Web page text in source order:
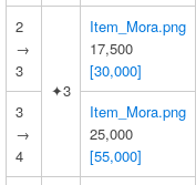
2
→
3
✦3
Item_Mora.png
17,500
[30,000]
3
→
4
Item_Mora.png
25,000
[55,000]